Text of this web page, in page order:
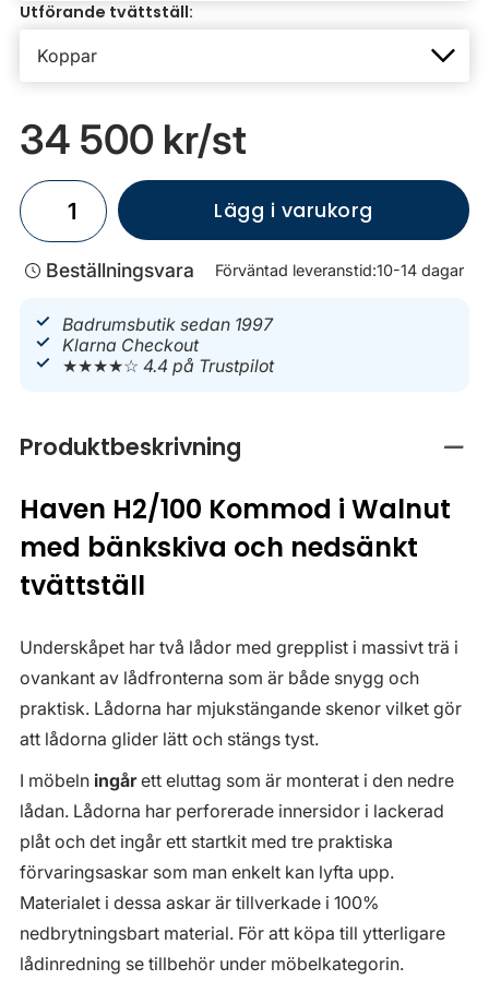
Utförande tvättställ:
34 500 kr/st
Lägg i varukorg
Beställningsvara Förväntad leveranstid:10-14 dagar
Badrumsbutik sedan 1997
Klarna Checkout
★★★★☆4.4 på Trustpilot
Produktbeskrivning
Haven H2/100 Kommod i Walnut
med bänkskiva och nedsänkt
tvättställ
Underskåpet har två lådor med grepplist i massivt trä i
ovankant av lådfronterna som är både snygg och
praktisk. Lådorna har mjukstängande skenor vilket gör
att lådorna glider lätt och stängs tyst.
I möbeln ingårett eluttag som är monterat i den nedre
lådan. Lådorna har perforerade innersidor i lackerad
plåt och det ingår ett startkit med tre praktiska
förvaringsaskar som man enkelt kan lyfta upp.
Materialet i dessa askar är tillverkade i 100%
nedbrytningsbart material. För att köpa till ytterligare
lådinredning se tillbehör under möbelkategorin.